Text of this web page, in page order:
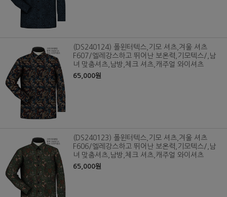
(DS240124) 폴윈터텍스,기모 셔츠,겨울 셔츠
F607/엘레강스하고 뛰어난 보온력,기모텍스/,남
녀 맞춤셔츠,남방,체크 셔츠,캐주얼 와이셔츠
65,000원
(DS240123) 폴윈터텍스,기모 셔츠,겨울 셔츠
F606/엘레강스하고 뛰어난 보온력,기모텍스/,남
녀 맞춤셔츠,남방,체크 셔츠,캐주얼 와이셔츠
65,000원